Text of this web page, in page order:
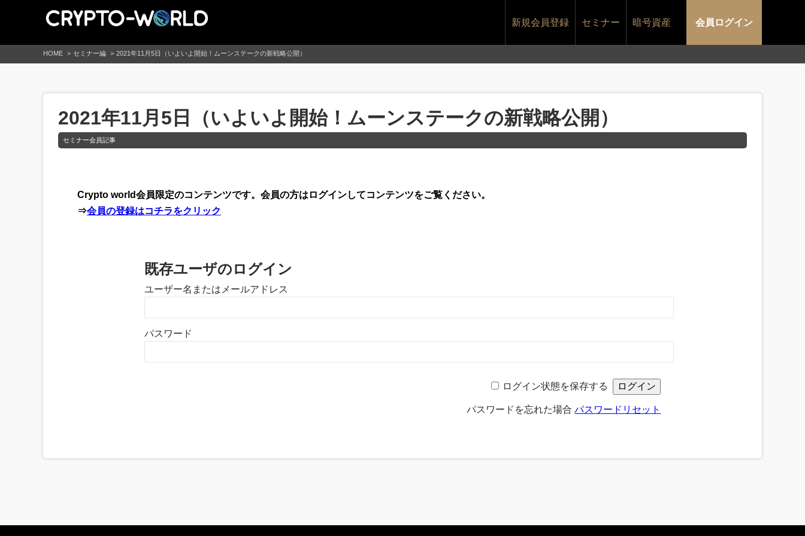
会員ログイン
新規会員登録 セミナー 暗号資産
HOME セミナー編 2021年11月5日（いよいよ開始！ムーンステークの新戦略公開）
2021年11月5日（いよいよ開始！ムーンステークの新戦略公開）
セミナー会員記事
Crypto world会員限定のコンテンツです。会員の方はログインしてコンテンツをご覧ください。
⇒会員の登録はコチラをクリック
既存ユーザのログイン
ユーザー名またはメールアドレス
パスワード
ログイン状態を保存する
パスワードを忘れた場合パスワードリセット